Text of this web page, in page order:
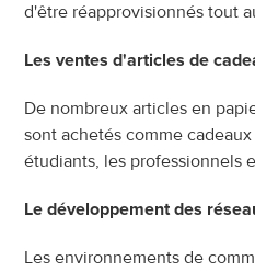
d'être réapprovisionnés tout
Les ventes d'articles de
De nombreux articles en
sont achetés comme
étudiants, les professionnels
Le développement des
Les environnements de